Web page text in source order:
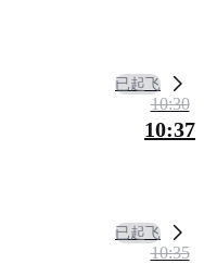
已起飞
10:30
10:37
已起飞
10:35